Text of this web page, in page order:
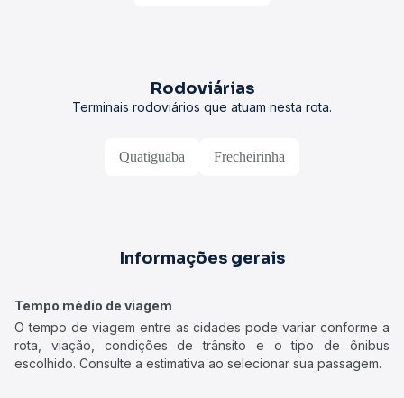
Rodoviárias
Terminais rodoviários que atuam nesta rota.
Quatiguaba Frecheirinha
Informações gerais
Tempo médio de viagem
O tempo de viagem entre as cidades pode variar conforme a
rota, viação, condições de trânsito e o tipo de ônibus
escolhido. Consulte a estimativa ao selecionar sua passagem.